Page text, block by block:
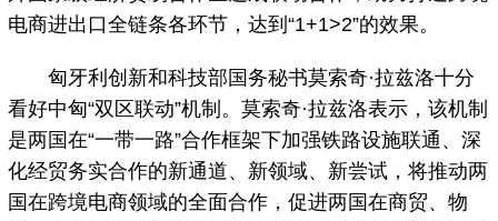
电商进出口全链条各环节，达到“1+1>2”的效果。
匈牙利创新和科技部国务秘书莫索奇·拉兹洛十分
看好中匈“双区联动”机制。莫索奇·拉兹洛表示，该机制
是两国在“一带一路”合作框架下加强铁路设施联通、深
化经贸务实合作的新通道、新领域、新尝试，将推动两
国在跨境电商领域的全面合作，促进两国在商贸、物